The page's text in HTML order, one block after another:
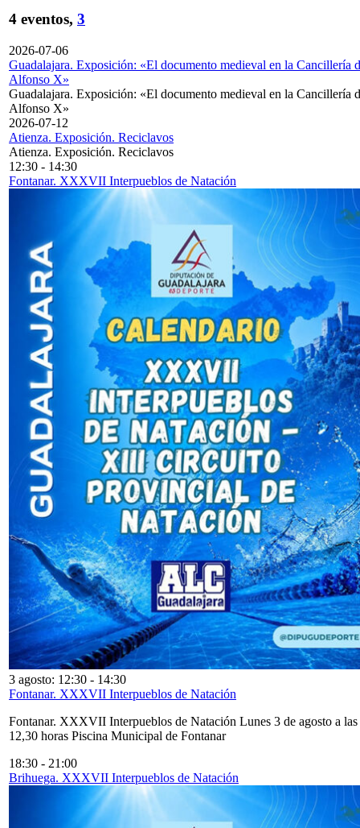
4 eventos, 3
2026-07-06
Guadalajara. Exposición: «El documento medieval en la Cancillería
Alfonso X»
Guadalajara. Exposición: «El documento medieval en la Cancillería
Alfonso X»
2026-07-12
Atienza. Exposición. Reciclavos
Atienza. Exposición. Reciclavos
12:30 - 14:30
Fontanar. XXXVII Interpueblos de Natación
3 agosto: 12:30 - 14:30
Fontanar. XXXVII Interpueblos de Natación
Fontanar. XXXVII Interpueblos de Natación Lunes 3 de agosto a las
12,30 horas Piscina Municipal de Fontanar
18:30 - 21:00
Brihuega. XXXVII Interpueblos de Natación